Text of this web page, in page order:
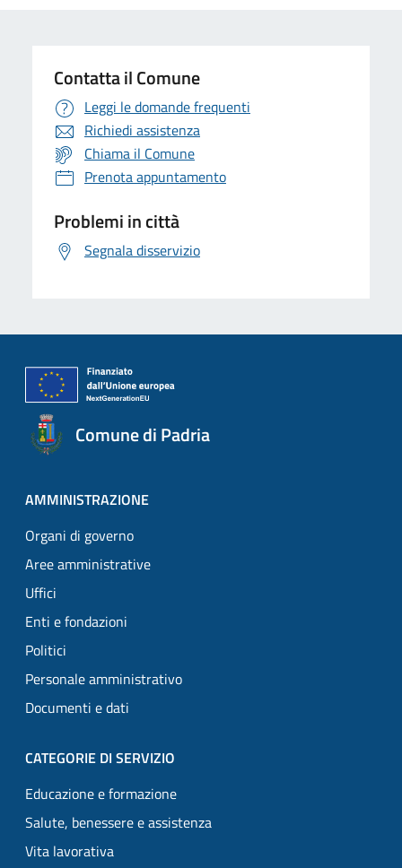
Contatta il Comune
Leggi le domande frequenti
Richiedi assistenza
Chiama il Comune
Prenota appuntamento
Problemi in città
Segnala disservizio
Comune di Padria
AMMINISTRAZIONE
Organi di governo
Aree amministrative
Uffici
Enti e fondazioni
Politici
Personale amministrativo
Documenti e dati
CATEGORIE DI SERVIZIO
Educazione e formazione
Salute, benessere e assistenza
Vita lavorativa